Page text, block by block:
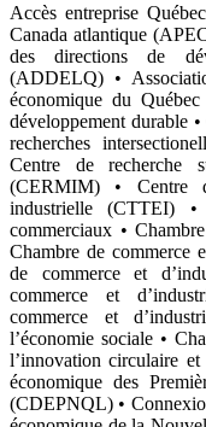
Accès entreprise Québec
Canada atlantique
des directions de
(ADDELQ) •
économique du
développement durable
recherches
Centre de recherche
(CERMIM) • Centre
industrielle (CTTEI)
commerciaux •
Chambre de commerce
de commerce et
commerce et
commerce et
l’économie sociale •
l’innovation circulaire et
économique des
(CDEPNQL) •